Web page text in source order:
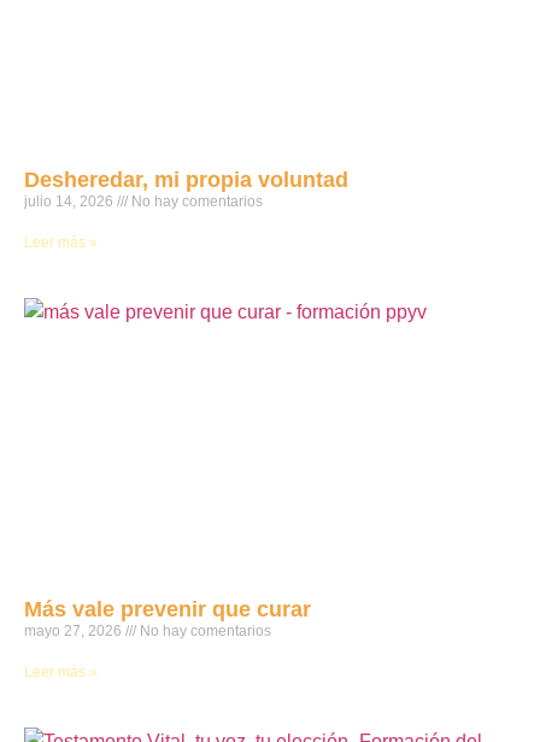
Desheredar, mi propia voluntad
julio 14, 2026 No hay comentarios
Leer más »
Más vale prevenir que curar
mayo 27, 2026 No hay comentarios
Leer más »